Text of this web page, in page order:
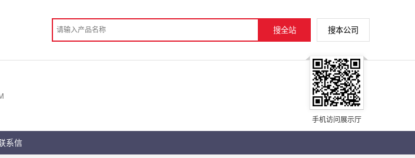
手机访问展示厅
系信